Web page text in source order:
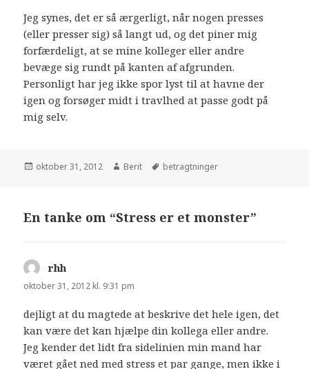
Jeg synes, det er så ærgerligt, når nogen presses
(eller presser sig) så langt ud, og det piner mig
forfærdeligt, at se mine kolleger eller andre
bevæge sig rundt på kanten af afgrunden.
Personligt har jeg ikke spor lyst til at havne der
igen og forsøger midt i travlhed at passe godt på
mig selv.
oktober 31, 2012 Berit betragtninger
En tanke om “Stress er et monster”
rhh
oktober 31, 2012 kl. 9:31 pm
dejligt at du magtede at beskrive det hele igen, det
kan være det kan hjælpe din kollega eller andre.
Jeg kender det lidt fra sidelinien min mand har
været gået ned med stress et par gange, men ikke i